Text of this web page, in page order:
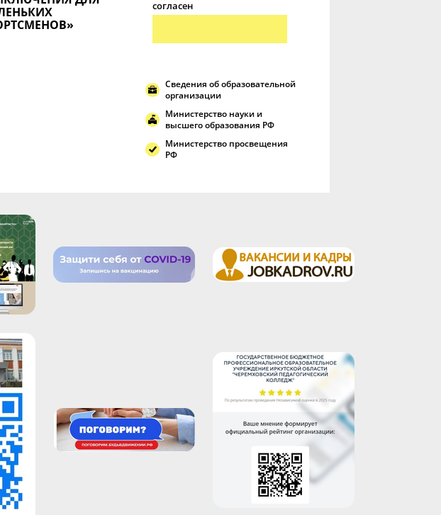
согласен
Сведения об образовательной
организации
Министерство науки и
высшего образования РФ
Министерство просвещения
РФ